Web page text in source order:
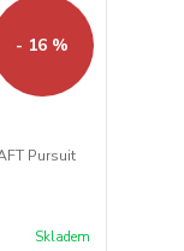
- 16 %
Pursuit
Skladem